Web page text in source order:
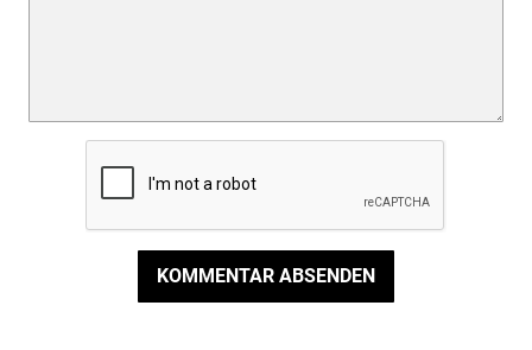
KOMMENTAR ABSENDEN